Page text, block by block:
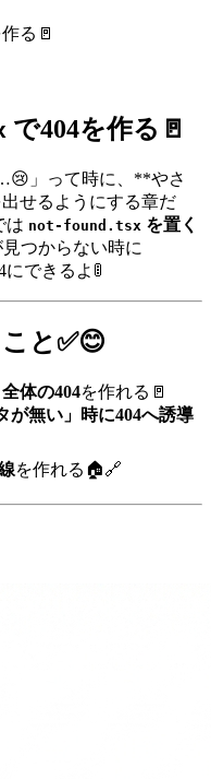
る🚪
で404を作る🚪
」って時に、**やさ
せるようにする章だ
は not-found.tsx を置く
つからない時に
できるよ🚦
と✅😊
体の404を作れる🚪
が無い」時に404へ誘導
を作れる🏠🔗